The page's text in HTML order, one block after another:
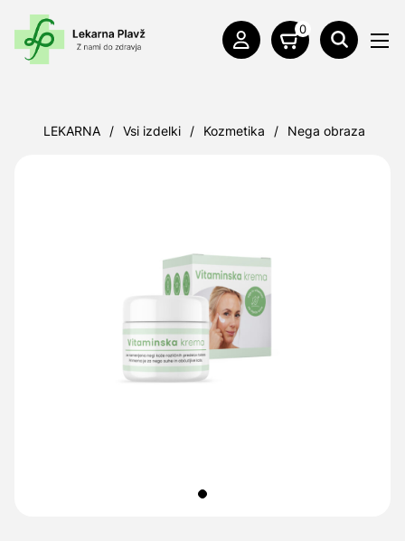
0
LEKARNA / Vsi izdelki / Kozmetika / Nega obraza